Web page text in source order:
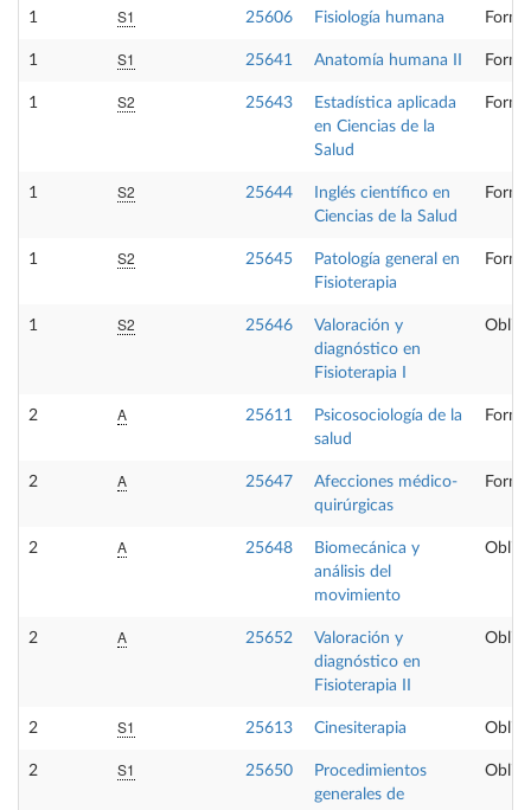
1 S1 25606 Fisiología humana
1 S1 25641 Anatomía humana II
1 S2 25643
Estadística aplicada
en Ciencias de la
Salud
1 S2 25644
Inglés científico en
Ciencias de la Salud
1 S2 25645
Patología general en
Fisioterapia
1 S2 25646
Valoración y
diagnóstico en
Fisioterapia I
2 A 25611
Psicosociología de la
salud
2 A 25647
Afecciones médico-
quirúrgicas
2 A 25648
Biomecánica y
análisis del
movimiento
2 A 25652
Valoración y
diagnóstico en
Fisioterapia II
2 S1 25613 Cinesiterapia
2 S1 25650
Procedimientos
generales de